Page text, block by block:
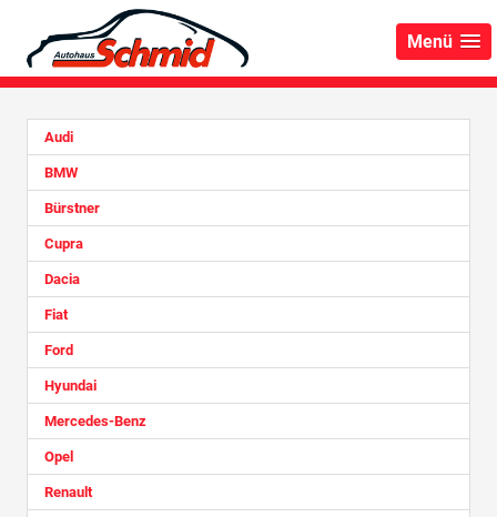
Menü
Audi
BMW
Bürstner
Cupra
Dacia
Fiat
Ford
Hyundai
Mercedes-Benz
Opel
Renault